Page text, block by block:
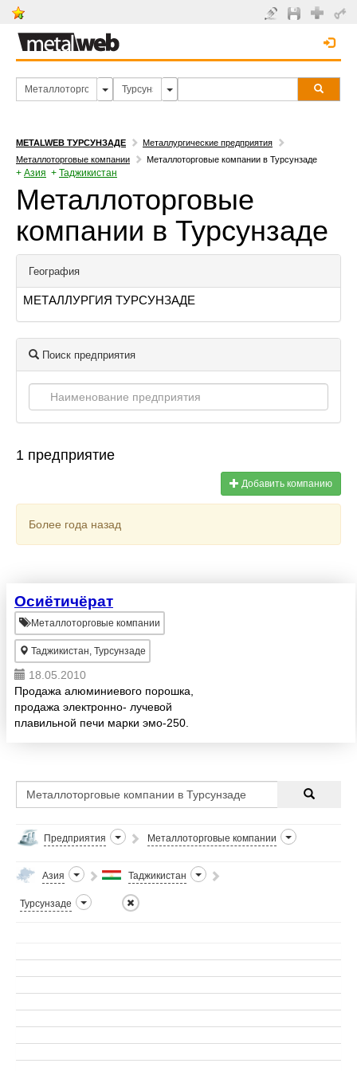
METALWEB ТУРСУНЗАДЕ
Металлургические предприятия
Металлоторговые компании
Металлоторговые компании в Турсунзаде
+ Азия + Таджикистан
Металлоторговые
компании в Турсунзаде
География
МЕТАЛЛУРГИЯ ТУРСУНЗАДЕ
Поиск предприятия
1 предприятие
Добавить компанию
Более года назад
Осиётичёрат
Металлоторговые компании
Таджикистан, Турсунзаде
18.05.2010
Продажа алюминиевого порошка,
продажа электронно- лучевой
плавильной печи марки эмо-250.
Предприятия Металлоторговые компании
Азия Таджикистан
Турсунзаде